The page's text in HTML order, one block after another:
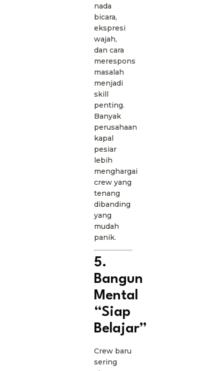
nada
bicara,
ekspresi
wajah,
dan cara
merespons
masalah
menjadi
skill
penting.
Banyak
perusahaan
kapal
pesiar
lebih
menghargai
crew yang
tenang
dibanding
yang
mudah
panik.
5.
Bangun
Mental
“Siap
Belajar”
Crew baru
sering